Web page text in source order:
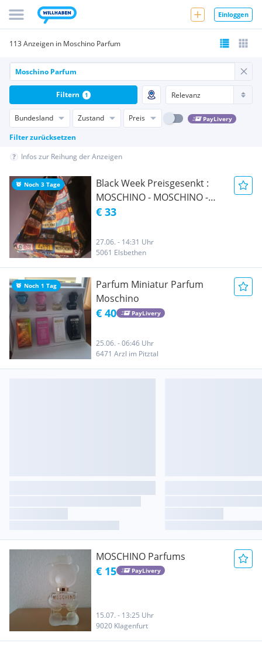
Einloggen
113 Anzeigen in Moschino Parfum
Bundesland Zustand Preis PayLivery
Filter zurücksetzen
Filtern 1
Infos zur Reihung der Anzeigen
Noch 3 Tage
Black Week Preisgesenkt :
MOSCHINO - MOSCHINO -
MOSCHINO Parfums -
MOSCHINO Parfums
€ 33
27.06. - 14:31 Uhr
5061 Elsbethen
Noch 1 Tag
Parfum Miniatur Parfum
Moschino
€ 40 PayLivery
25.06. - 06:46 Uhr
6471 Arzl im Pitztal
MOSCHINO Parfums
€ 15 PayLivery
15.07. - 13:25 Uhr
9020 Klagenfurt